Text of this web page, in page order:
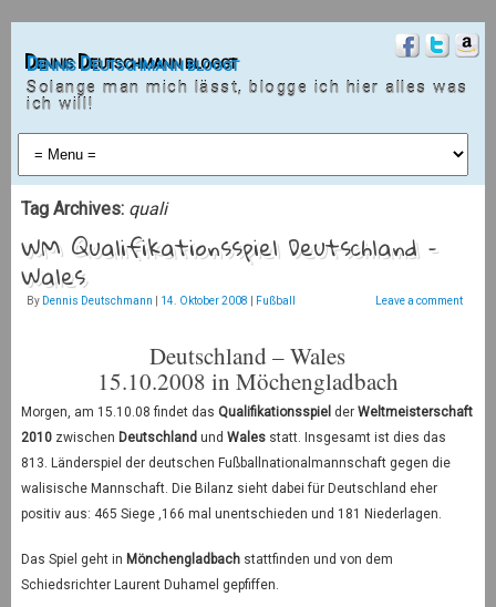
Dennis Deutschmann bloggt
Solange man mich lässt, blogge ich hier alles was
ich will!
Tag Archives: quali
WM Qualifikationsspiel Deutschland –
Wales
By Dennis Deutschmann 14. Oktober 2008 Fußball Leave a comment
Deutschland – Wales
15.10.2008 in Möchengladbach
Morgen, am 15.10.08 findet das Qualifikationsspiel der Weltmeisterschaft
2010zwischen Deutschlandund Walesstatt. Insgesamt ist dies das
813. Länderspiel der deutschen Fußballnationalmannschaft gegen die
walisische Mannschaft. Die Bilanz sieht dabei für Deutschland eher
positiv aus: 465 Siege ,166 mal unentschieden und 181 Niederlagen.
Das Spiel geht in Mönchengladbachstattfinden und von dem
Schiedsrichter Laurent Duhamel gepfiffen.